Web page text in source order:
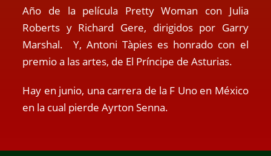
Año de la película Pretty Woman con Julia
Roberts y Richard Gere, dirigidos por Garry
Marshal. Y, Antoni Tàpies es honrado con el
premio a las artes, de El Príncipe de Asturias.
Hay en junio, una carrera de la F Uno en México
en la cual pierde Ayrton Senna.